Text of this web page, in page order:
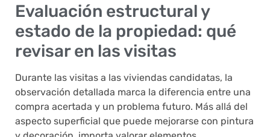
Evaluación estructural y
estado de la propiedad: qué
revisar en las visitas
Durante las visitas a las viviendas candidatas, la
observación detallada marca la diferencia entre una
compra acertada y un problema futuro. Más allá del
aspecto superficial que puede mejorarse con pintura